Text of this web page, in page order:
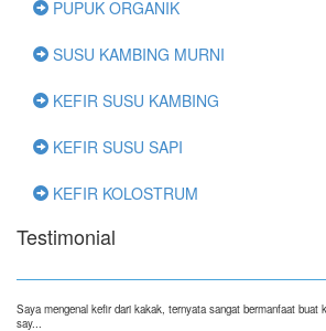
PUPUK ORGANIK
SUSU KAMBING MURNI
KEFIR SUSU KAMBING
KEFIR SUSU SAPI
KEFIR KOLOSTRUM
Testimonial
Saya mengenal kefir dari kakak, ternyata sangat bermanfaat buat
say...